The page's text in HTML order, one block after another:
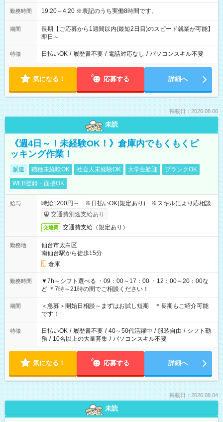
勤務時間 19:20～4:20 ※表記のうち実働8時間です。
期間
長期【ご応募から1週間以内(最短2日目)のスピード就業が可能】
即日～
特徴 日払いOK / 履歴書不要 / 電話対応なし / パソコンスキル不要
気になる！ 応募する 詳細へ
掲載日：2026.08.06
未読
《週4日～！未経験OK！》倉庫内でもくもくピ
ッキング作業！
派遣 職種未経験OK 社会人未経験OK 大学生歓迎
ブランクOK
WEB登録・面接OK
給与
時給1200円～ ※日払いOK(規定あり) ※スキルにより応相談
交通費別途支給あり
交通費 交通費支給（規定あり）
勤務地
仙台市太白区
南仙台駅から徒歩15分
倉庫
勤務時間
▼7h～シフト選べる ・09：00～17：00 ・12：00～20：00な
ど ＊7時～21時の間でご相談ください！
期間
＜急募＞開始日相談～まずはお試し短期 ＊長期もご紹介可能
です！
特徴 日払いOK / 履歴書不要 / 40～50代活躍中 / 服装自由 / シフト勤
務 / 10名以上の大量募集 / パソコンスキル不要
気になる！ 応募する 詳細へ
掲載日：2026.08.04
未読